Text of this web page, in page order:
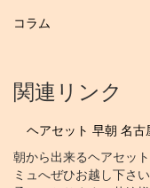
コラム
関連リンク
ヘアセット 早朝 名古
朝から出来るヘアセッ
ミュへぜひお越し下さ